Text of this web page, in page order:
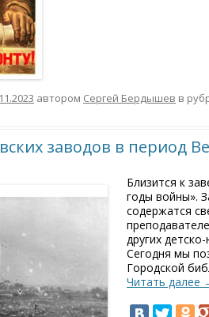
автором Сергей Бердышев в
заводов в период
Близится к
годы войны».
содержатся
других
Сегодня мы
Городской
Читать далее